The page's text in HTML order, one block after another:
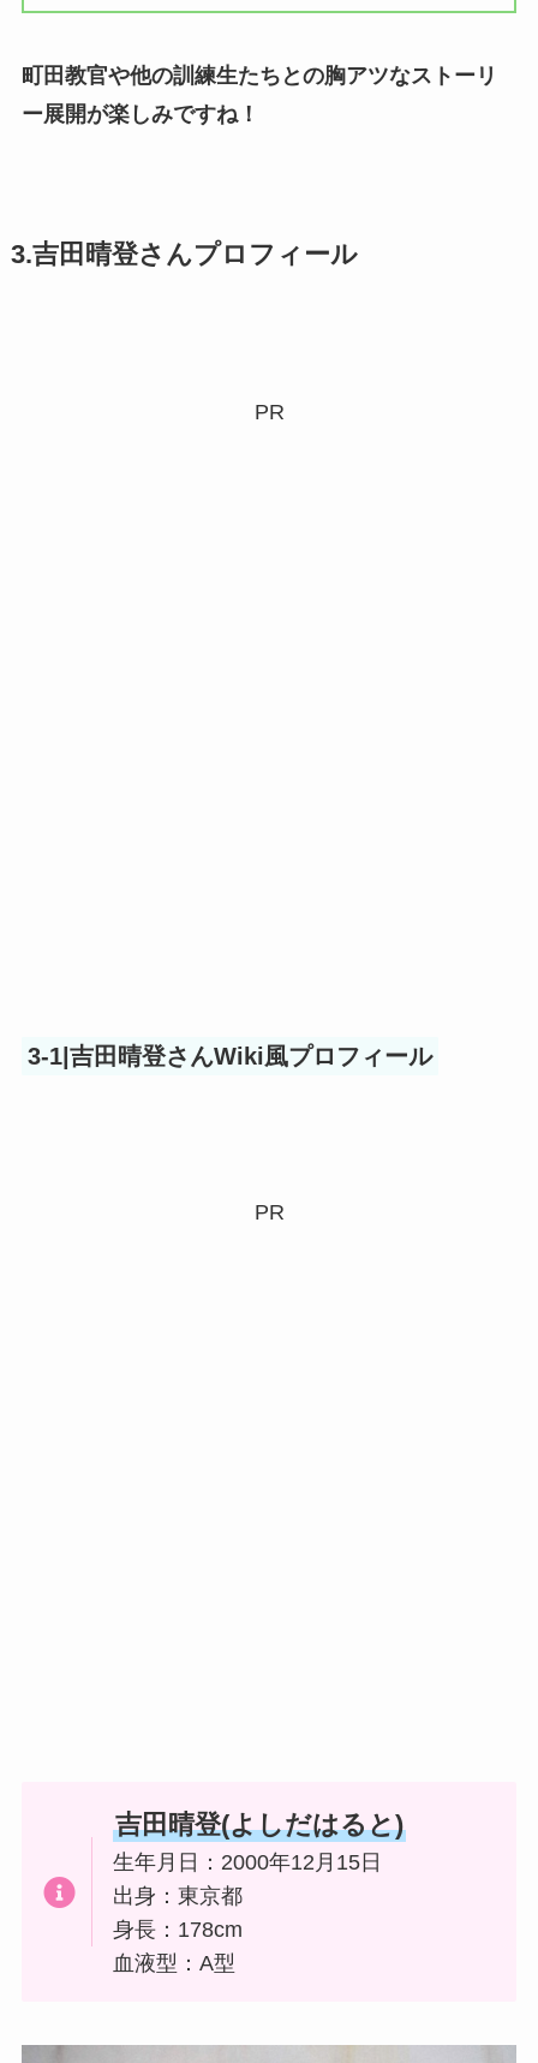
町田教官や他の訓練生たちとの胸アツなストーリ
ー展開が楽しみですね！
3.吉田晴登さんプロフィール
PR
3-1|吉田晴登さんWiki風プロフィール
PR
吉田晴登(よしだはると)
生年月日：2000年12月15日
出身：東京都
身長：178cm
血液型：A型